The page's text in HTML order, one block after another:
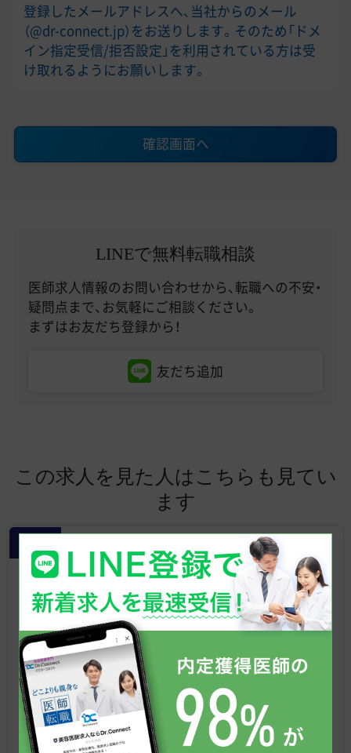
登録したメールアドレスへ、当社からのメール
（@dr-connect.jp）をお送りします。そのため「ドメ
イン指定受信/拒否設定」を利用されている方は受
け取れるようにお願いします。
確認画面へ
LINEで無料転職相談
医師求人情報のお問い合わせから、転職への不安・
疑問点まで、お気軽にご相談ください。
まずはお友だち登録から！
友だち追加
この求人を見た人はこちらも見てい
ます
【新宿 美容外科・美容皮膚科クリニッ
ク】形成外科専門医募集／美容未経
験OK／ベテラン医師による研修あり
／週4日勤務も応相談／高待遇求人
◎
東京都 NEW
年収 2,200万円〜 3,000万円